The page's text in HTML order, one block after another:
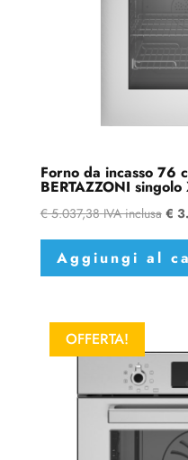
Forno da incasso 76
BERTAZZONI
€5.037,38 IVA inclusa €
Aggiungi al
OFFERTA!